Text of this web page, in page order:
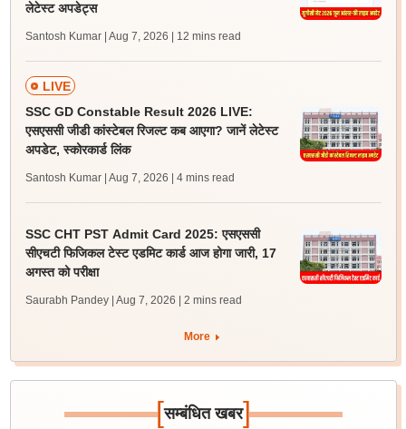
लेटेस्ट अपडेट्स
Santosh Kumar | Aug 7, 2026 | 12 mins read
LIVE
SSC GD Constable Result 2026 LIVE:
एसएससी जीडी कांस्टेबल रिजल्ट कब आएगा? जानें लेटेस्ट
अपडेट, स्कोरकार्ड लिंक
Santosh Kumar | Aug 7, 2026 | 4 mins read
SSC CHT PST Admit Card 2025: एसएससी
सीएचटी फिजिकल टेस्ट एडमिट कार्ड आज होगा जारी, 17
अगस्त को परीक्षा
Saurabh Pandey | Aug 7, 2026 | 2 mins read
More
[सम्बंधित खबर]